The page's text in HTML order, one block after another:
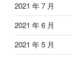
2021 年 7 月
2021 年 6 月
2021 年 5 月